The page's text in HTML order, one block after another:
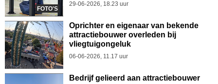
FOTO'S
29-06-2026, 18.23 uur
Oprichter en eigenaar van bekende
attractiebouwer overleden bij
vliegtuigongeluk
06-06-2026, 11.17 uur
Bedrijf gelieerd aan attractiebouwer